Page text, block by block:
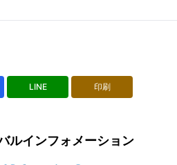
LINE 印刷
ルインフォメーション